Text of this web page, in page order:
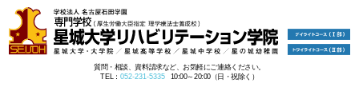
質問・相談、資料請求など、お気軽にご連絡ください。
TEL： 052-231-5335 10:00～20:00（日・祝除く）